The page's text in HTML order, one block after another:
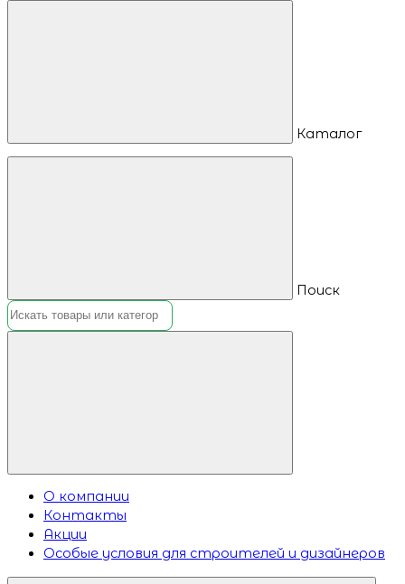
Каталог
Поиск
О компании
Контакты
Акции
Особые условия для строителей и дизайнеров